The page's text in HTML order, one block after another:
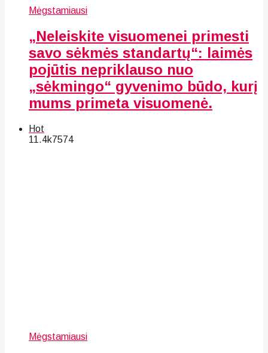
Mėgstamiausi
„Neleiskite visuomenei primesti
savo sėkmės standartų“: laimės
pojūtis nepriklauso nuo
„sėkmingo“ gyvenimo būdo, kurį
mums primeta visuomenė.
Hot
11.4k7574
Mėgstamiausi